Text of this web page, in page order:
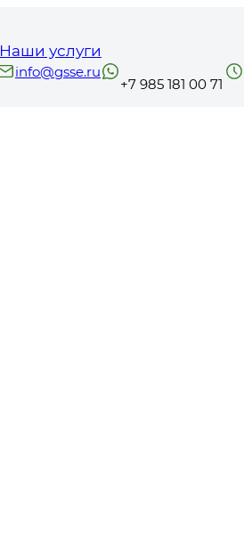
Наши услуги
info@gsse.ru
+7 985 181 00 71